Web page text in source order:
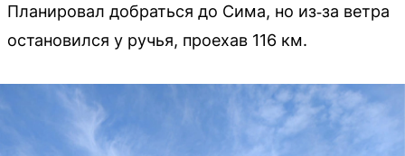
Планировал добраться до Сима, но из‑за ветра
остановился у ручья, проехав 116 км.